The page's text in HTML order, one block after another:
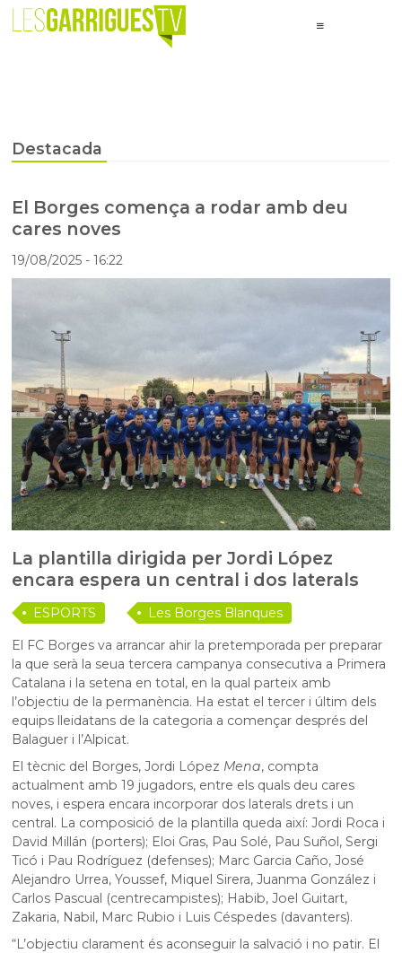
Destacada
El Borges comença a rodar amb deu
cares noves
19/08/2025- 16:22
La plantilla dirigida per Jordi López
encara espera un central i dos laterals
ESPORTS
Les Borges Blanques
El FC Borges va arrancar ahir la pretemporada per preparar
la que serà la seua tercera campanya consecutiva a Primera
Catalana i la setena en total, en la qual parteix amb
l’objectiu de la permanència. Ha estat el tercer i últim dels
equips lleidatans de la categoria a començar després del
Balaguer i l’Alpicat.
El tècnic del Borges, Jordi López Mena, compta
actualment amb 19 jugadors, entre els quals deu cares
noves, i espera encara incorporar dos laterals drets i un
central. La composició de la plantilla queda així: Jordi Roca i
David Millán (porters); Eloi Gras, Pau Solé, Pau Suñol, Sergi
Ticó i Pau Rodríguez (defenses); Marc Garcia Caño, José
Alejandro Urrea, Youssef, Miquel Sirera, Juanma González i
Carlos Pascual (centrecampistes); Habib, Joel Guitart,
Zakaria, Nabil, Marc Rubio i Luis Céspedes (davanters).
“L’objectiu clarament és aconseguir la salvació i no patir. El